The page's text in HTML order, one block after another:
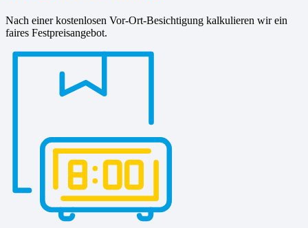
Nach einer kostenlosen Vor-Ort-Besichtigung kalkulieren wir ein
faires Festpreisangebot.